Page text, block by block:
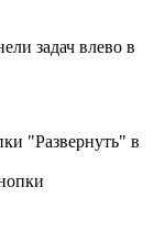
задач влево в
"Развернуть" в